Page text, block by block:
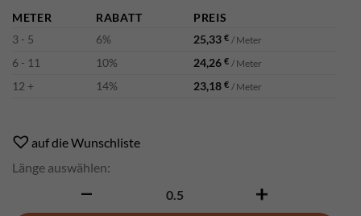
METER RABATT
PREIS
3 - 5
6% 25,33 € / Meter
6 - 11 10% 24,26 € / Meter
12 + 14% 23,18 € / Meter
auf die Wunschliste
Länge auswählen: